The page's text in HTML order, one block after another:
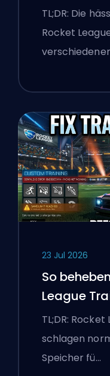
Erklärt
TL;DR: Die
Rocket
23 Jul 2026
So
League
TL;DR:
schlagen
Speicher fü…